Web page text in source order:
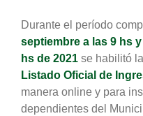
Durante el período
septiembre a las 9 hs
hs de 2021 se habilitó la
Listado Oficial de
manera online y para
dependientes del